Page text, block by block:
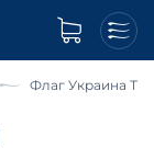
Флаг Украина